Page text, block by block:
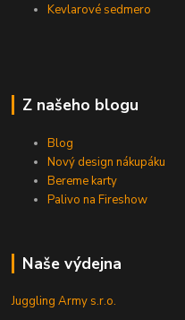
Kevlarové sedmero
Z našeho blogu
Blog
Nový design nákupáku
Bereme karty
Palivo na Fireshow
Naše výdejna
Juggling Army s.r.o.